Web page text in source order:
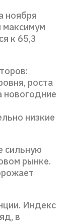
ноября
максимум
к 65,3
роста
новогодние
низкие
сильную
рынке.
Индекс
в